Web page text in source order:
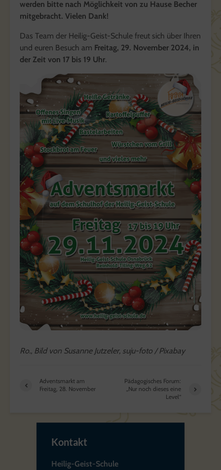
werden bitte nach Möglichkeit von zu Hause Becher
mitgebracht. Vielen Dank!
Das Team der Heilig-Geist-Schule freut sich über Ihren
und euren Besuch am Freitag, 29. November 2024, in
der Zeit von 17 bis 19 Uhr.
Ro., Bild von Susanne Jutzeler, suju-foto / Pixabay
Adventsmarkt am
Freitag, 28. November
Pädagogisches Forum:
„Nur noch dieses eine
Level“
Kontakt
Heilig-Geist-Schule